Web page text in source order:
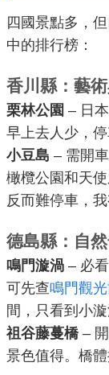
四國景點多，
中的排行榜：
香川縣：藝
栗林公園 – 日
早上去人少，停
小豆島 – 需開
橄欖公園和天
反而難停車，
德島縣：自
鳴門漩渦 – 必
可先查鳴門觀
間，只看到小漩
祖谷藤蔓橋– 開
景色值得。橋